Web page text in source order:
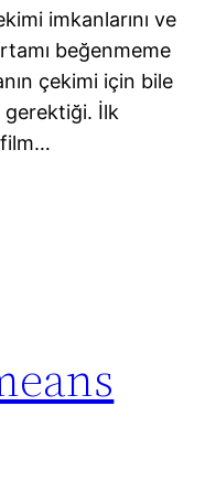
imkanlarını ve
beğenmeme
çekimi için bile
gerektiği. İlk
film…